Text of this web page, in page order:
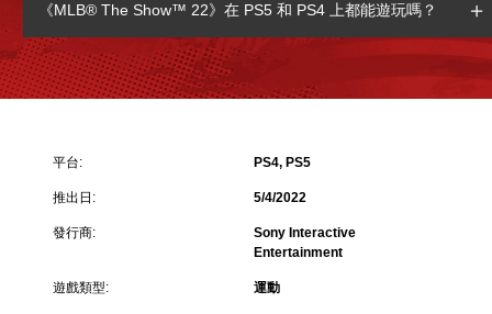
《MLB® The Show™ 22》在 PS5 和 PS4 上都能遊玩嗎？
平台: PS4, PS5
推出日: 5/4/2022
發行商:
Sony Interactive
Entertainment
遊戲類型: 運動